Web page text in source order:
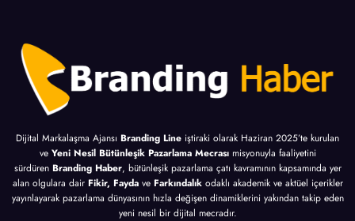
Dijital Markalaşma Ajansı Branding Line iştiraki olarak Haziran 2025’te kurulan
ve Yeni Nesil Bütünleşik Pazarlama Mecrası misyonuyla faaliyetini
sürdüren Branding Haber, bütünleşik pazarlama çatı kavramının kapsamında yer
alan olgulara dair Fikir, Fayda ve Farkındalık odaklı akademik ve aktüel içerikler
yayınlayarak pazarlama dünyasının hızla değişen dinamiklerini yakından takip eden
yeni nesil bir dijital mecradır.